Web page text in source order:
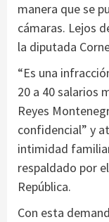
manera que se
cámaras. Lejos
la diputada
“Es una
20 a 40 salarios
Reyes
confidencial” y
intimidad
respaldado por
República.
Con esta